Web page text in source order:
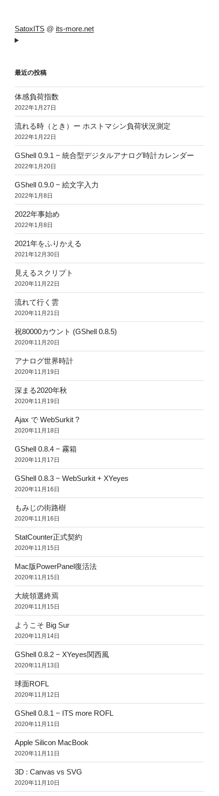
SatoxITS @ its-more.net
最近の投稿
体感負荷指数
2022年1月27日
流れる時（とき）ー ホストマシン負荷状況測定
2022年1月22日
GShell 0.9.1 − 統合型デジタルアナログ時計カレンダー
2022年1月20日
GShell 0.9.0 − 絵文字入力
2022年1月8日
2022年事始め
2022年1月8日
2021年をふりかえる
2021年12月30日
見えるスクリプト
2020年11月22日
流れて行く雲
2020年11月21日
祝80000カウント (GShell 0.8.5)
2020年11月20日
アナログ世界時計
2020年11月19日
深まる2020年秋
2020年11月19日
Ajax で WebSurkit ?
2020年11月18日
GShell 0.8.4 − 霧箱
2020年11月17日
GShell 0.8.3 − WebSurkit + XYeyes
2020年11月16日
もみじの街路樹
2020年11月16日
StatCounter正式契約
2020年11月15日
Mac版PowerPanel復活法
2020年11月15日
大統領選終焉
2020年11月15日
ようこそ Big Sur
2020年11月14日
GShell 0.8.2 − XYeyes関西風
2020年11月13日
球面ROFL
2020年11月12日
GShell 0.8.1 − ITS more ROFL
2020年11月11日
Apple Silicon MacBook
2020年11月11日
3D : Canvas vs SVG
2020年11月10日